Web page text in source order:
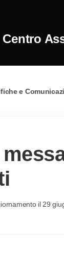
Centro
e
il 29